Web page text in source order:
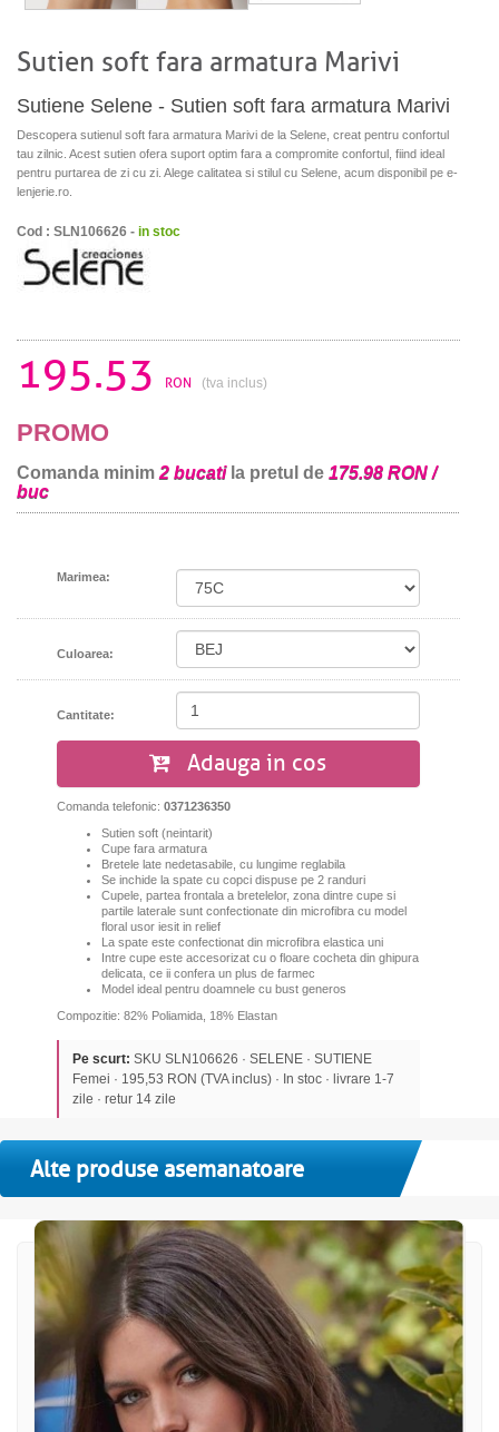
Sutien soft fara armatura Marivi
Sutiene Selene - Sutien soft fara armatura Marivi
Descopera sutienul soft fara armatura Marivi de la Selene, creat pentru confortul
tau zilnic. Acest sutien ofera suport optim fara a compromite confortul, fiind ideal
pentru purtarea de zi cu zi. Alege calitatea si stilul cu Selene, acum disponibil pe e-
lenjerie.ro.
Cod : SLN106626 - in stoc
195.53 RON (tva inclus)
PROMO
Comanda minim2 bucatila pretul de 175.98 RON /
buc
Marimea:
Culoarea:
Cantitate:
Adauga in cos
Comanda telefonic: 0371236350
Sutien soft (neintarit)
Cupe fara armatura
Bretele late nedetasabile, cu lungime reglabila
Se inchide la spate cu copci dispuse pe 2 randuri
Cupele, partea frontala a bretelelor, zona dintre cupe si
partile laterale sunt confectionate din microfibra cu model
floral usor iesit in relief
La spate este confectionat din microfibra elastica uni
Intre cupe este accesorizat cu o floare cocheta din ghipura
delicata, ce ii confera un plus de farmec
Model ideal pentru doamnele cu bust generos
Compozitie: 82% Poliamida, 18% Elastan
Pe scurt: SKU SLN106626 · SELENE · SUTIENE
Femei · 195,53 RON (TVA inclus) · In stoc · livrare 1-7
zile · retur 14 zile
Alte produse asemanatoare